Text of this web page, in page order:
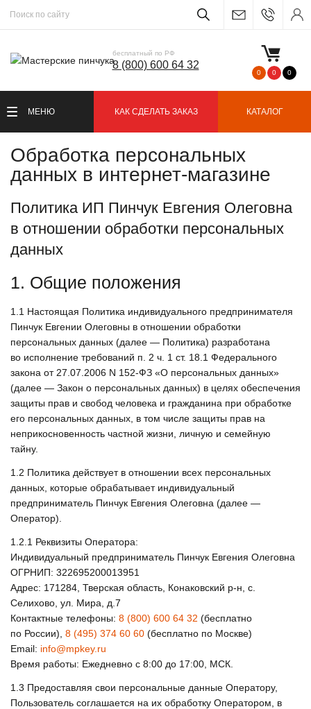
бесплатный по РФ
8 (800) 600 64 32
0 0 0
МЕНЮ КАК СДЕЛАТЬ ЗАКАЗ КАТАЛОГ
Обработка персональных
данных в интернет-магазине
Политика ИП Пинчук Евгения Олеговна
в отношении обработки персональных
данных
1. Общие положения
1.1 Настоящая Политика индивидуального предпринимателя
Пинчук Евгении Олеговны в отношении обработки
персональных данных (далее — Политика) разработана
во исполнение требований п. 2 ч. 1 ст. 18.1 Федерального
закона от 27.07.2006 N 152-ФЗ «О персональных данных»
(далее — Закон о персональных данных) в целях обеспечения
защиты прав и свобод человека и гражданина при обработке
его персональных данных, в том числе защиты прав на
неприкосновенность частной жизни, личную и семейную
тайну.
1.2 Политика действует в отношении всех персональных
данных, которые обрабатывает индивидуальный
предприниматель Пинчук Евгения Олеговна (далее —
Оператор).
1.2.1 Реквизиты Оператора:
Индивидуальный предприниматель Пинчук Евгения Олеговна
ОГРНИП: 322695200013951
Адрес: 171284, Тверская область, Конаковский р-н, с.
Селихово, ул. Мира, д.7
Контактные телефоны: 8 (800) 600 64 32 (бесплатно
по России), 8 (495) 374 60 60 (бесплатно по Москве)
Email: info@mpkey.ru
Время работы: Ежедневно с 8:00 до 17:00, МСК.
1.3 Предоставляя свои персональные данные Оператору,
Пользователь соглашается на их обработку Оператором, в